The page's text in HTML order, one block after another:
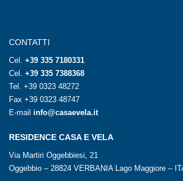
CONTATTI
Cel. +39 335 7180331
Cel. +39 335 7388368
Tel. +39 0323 48272
Fax +39 0323 48747
E-mail info@casaevela.it
RESIDENCE CASA E VELA
Via Martiri Oggebbiesi, 21
Oggebbio – 28824 VERBANIA Lago Maggiore –